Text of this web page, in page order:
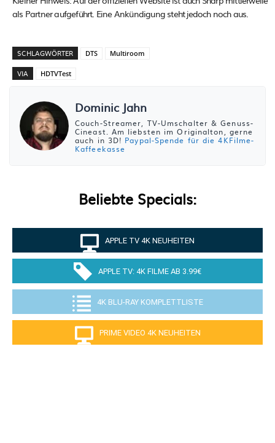
als Partner aufgeführt. Eine Ankündigung steht jedoch noch aus.
SCHLAGWÖRTER DTS Multiroom
VIA HDTVTest
Dominic Jahn
Couch-Streamer, TV-Umschalter & Genuss-
Cineast. Am liebsten im Originalton, gerne
auch in 3D! Paypal-Spende für die 4KFilme-
Kaffeekasse
Beliebte Specials:
APPLE TV 4K NEUHEITEN
APPLE TV: 4K FILME AB 3.99€
4K BLU-RAY KOMPLETTLISTE
PRIME VIDEO 4K NEUHEITEN